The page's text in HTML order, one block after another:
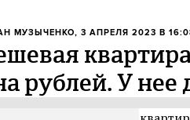
МУЗЫЧЕНКО, 3 АПРЕЛЯ 2023 В
рублей. У нее